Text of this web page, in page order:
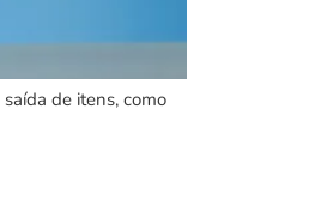
de itens, como